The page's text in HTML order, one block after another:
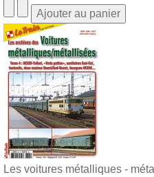
Les voitures métalliques -